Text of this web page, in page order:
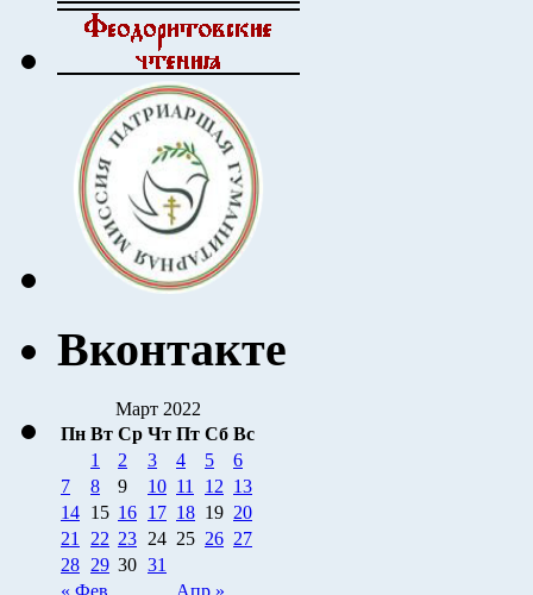
Вконтакте
Март 2022
Пн Вт Ср Чт Пт Сб Вс
1 2 3 4 5
6
7
8 9 10 11 12 13
14 15 16 17 18 19 20
21
22 23 24 25 26 27
28 29 30 31